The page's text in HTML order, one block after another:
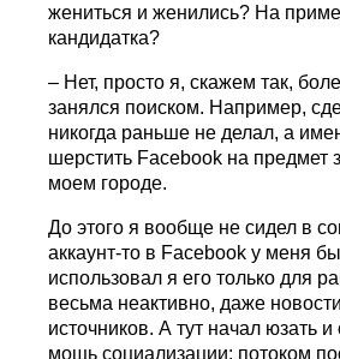
жениться и женились? На
кандидатка?
– Нет, просто я, скажем так,
занялся поиском. Например,
никогда раньше не делал, а
шерстить Facebook на предмет
моем городе.
До этого я вообще не сидел в
аккаунт-то в Facebook у меня
использовал я его только для
весьма неактивно, даже
источников. А тут начал юзать
мощь социализации: потоком